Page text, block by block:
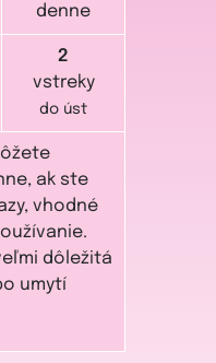
denne
2
vstreky
do úst
ak ste
vhodné
dôležitá
umytí